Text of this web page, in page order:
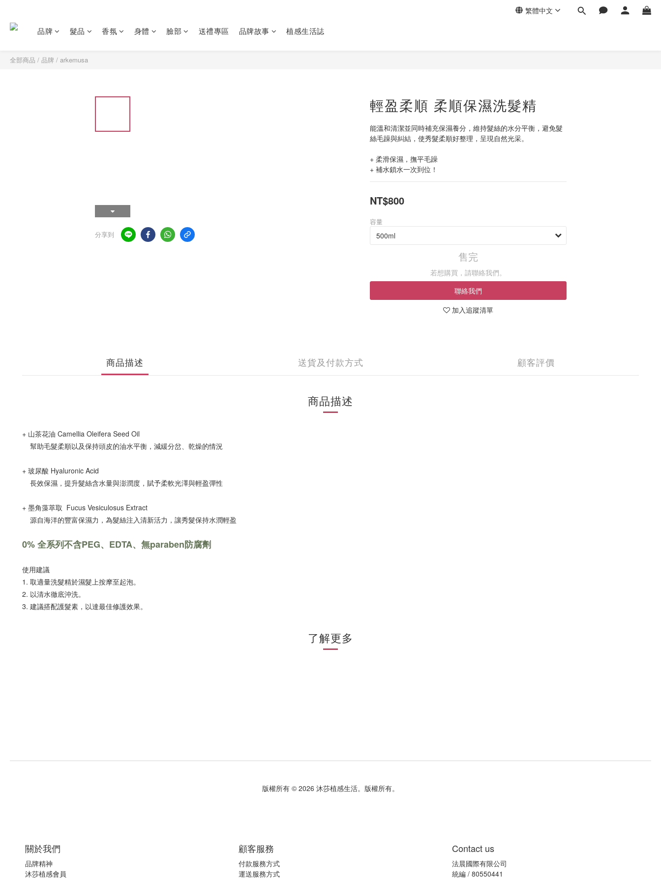
繁體中文
品牌 髮品 香氛 身體 臉部 送禮專區 品牌故事 植感生活誌
全部商品 / 品牌 / arkemusa
分享到
輕盈柔順 柔順保濕洗髮精
能溫和清潔並同時補充保濕養分，維持髮絲的水分平衡，避免髮
絲毛躁與糾結，使秀髮柔順好整理，呈現自然光采。
+ 柔滑保濕，撫平毛躁
+ 補水鎖水一次到位！
NT$800
容量
售完
若想購買，請聯絡我們。
聯絡我們
加入追蹤清單
商品描述 送貨及付款方式 顧客評價
商品描述
+ 山茶花油 Camellia Oleifera Seed Oil
幫助毛髮柔順以及保持頭皮的油水平衡，減緩分岔、乾燥的情況
+ 玻尿酸 Hyaluronic Acid
長效保濕，提升髮絲含水量與澎潤度，賦予柔軟光澤與輕盈彈性
+ 墨角藻萃取 Fucus Vesiculosus Extract
源自海洋的豐富保濕力，為髮絲注入清新活力，讓秀髮保持水潤輕盈
0% 全系列不含PEG、EDTA、無paraben防腐劑
使用建議
1. 取適量洗髮精於濕髮上按摩至起泡。
2. 以清水徹底沖洗。
3. 建議搭配護髮素，以達最佳修護效果。
了解更多
版權所有 © 2026 沐莎植感生活。版權所有。
關於我們
品牌精神
沐莎植感會員
顧客服務
付款服務方式
運送服務方式
Contact us
法晨國際有限公司
統編 / 80550441